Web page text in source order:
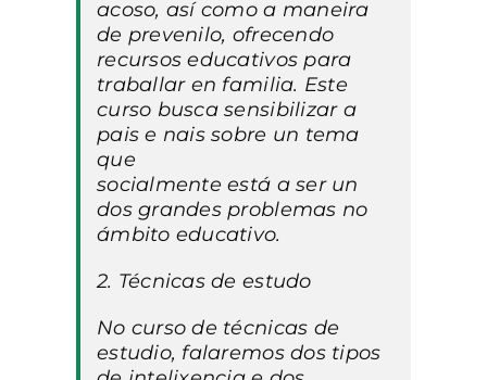
acoso, así como a maneira
de prevenilo, ofrecendo
recursos educativos para
traballar en familia. Este
curso busca sensibilizar a
pais e nais sobre un tema
que
socialmente está a ser un
dos grandes problemas no
ámbito educativo.
2. Técnicas de estudo
No curso de técnicas de
estudio, falaremos dos tipos